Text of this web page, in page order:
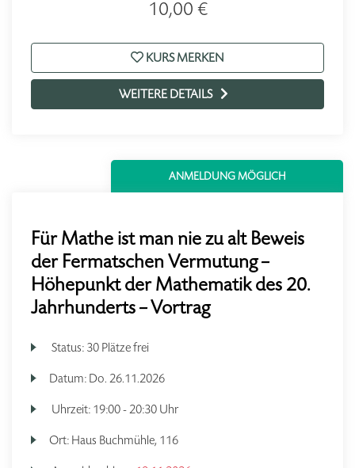
10,00 €
KURS MERKEN
WEITERE DETAILS
ANMELDUNG MÖGLICH
Für Mathe ist man nie zu alt Beweis
der Fermatschen Vermutung –
Höhepunkt der Mathematik des 20.
Jahrhunderts – Vortrag
Status: 30 Plätze frei
Datum: Do. 26.11.2026
Uhrzeit: 19:00 - 20:30 Uhr
Ort: Haus Buchmühle, 116